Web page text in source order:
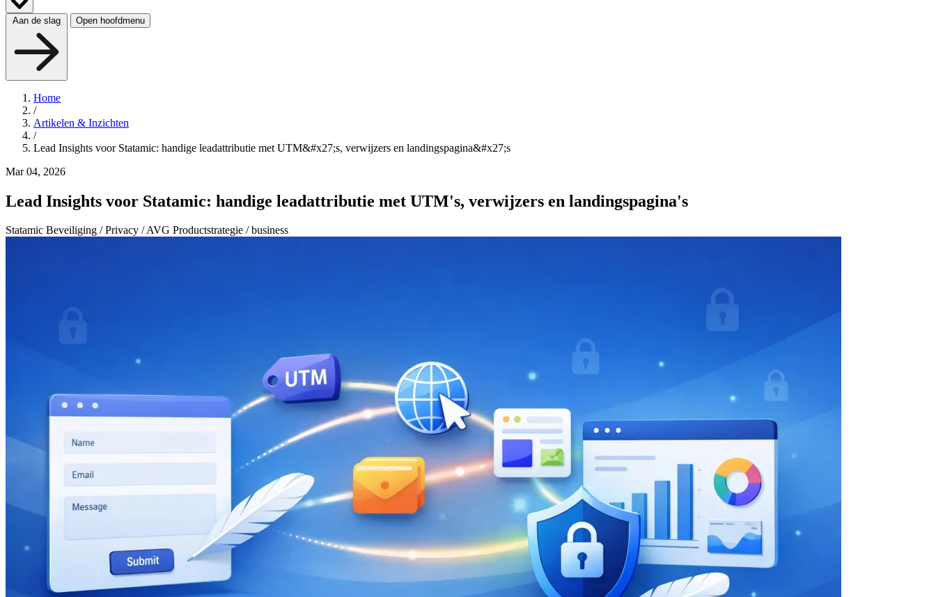
Aan de slag Open hoofdmenu
Home
/
Artikelen & Inzichten
/
Lead Insights voor Statamic: handige leadattributie met UTM&#x27;s, verwijzers en landingspagina&#x27;s
Mar 04, 2026
Lead Insights voor Statamic: handige leadattributie met UTM's, verwijzers en landingspagina's
Statamic Beveiliging / Privacy / AVG Productstrategie / business